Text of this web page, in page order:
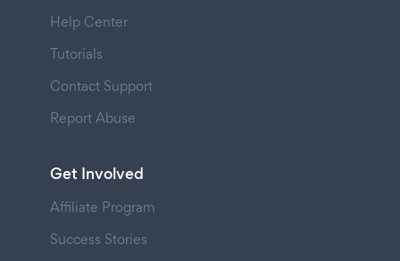
Help Center
Tutorials
Contact Support
Report Abuse
Get Involved
Affiliate Program
Success Stories